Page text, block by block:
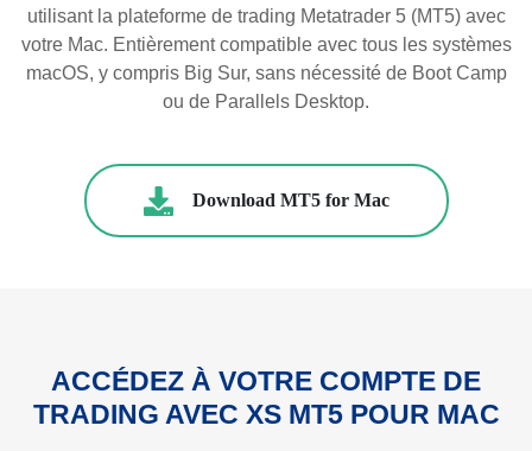
utilisant la plateforme de trading Metatrader 5 (MT5) avec
votre Mac. Entièrement compatible avec tous les systèmes
macOS, y compris Big Sur, sans nécessité de Boot Camp
ou de Parallels Desktop.
Download MT5 for Mac
ACCÉDEZ À VOTRE COMPTE DE
TRADING AVEC XS MT5 POUR MAC